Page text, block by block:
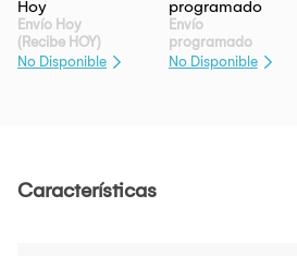
Envío Hoy
(Recibe HOY)
No Disponible
Envío
programado
No Disponible
Características